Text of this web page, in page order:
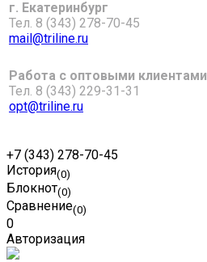
г. Екатеринбург
Тел. 8 (343) 278-70-45
mail@triline.ru
Работа с оптовыми клиентами
Тел. 8 (343) 229-31-31
opt@triline.ru
+7 (343) 278-70-45
История(0)
Блокнот(0)
Сравнение(0)
0
Авторизация